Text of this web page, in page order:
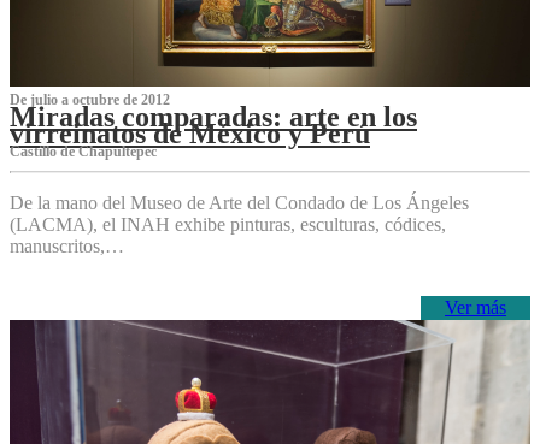
De julio a octubre de 2012
Miradas comparadas: arte en los
virreinatos de México y Perú
Castillo de Chapultepec
De la mano del Museo de Arte del Condado de Los Ángeles
(LACMA), el INAH exhibe pinturas, esculturas, códices,
manuscritos,…
Ver más